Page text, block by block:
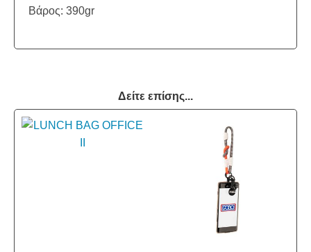
Βάρος: 390gr
Δείτε επίσης...